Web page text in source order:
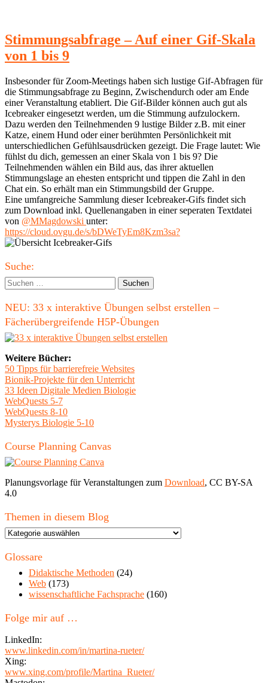
Stimmungsabfrage – Auf einer Gif-Skala
von 1 bis 9
Insbesonder für Zoom-Meetings haben sich lustige Gif-Abfragen für
die Stimmungsabfrage zu Beginn, Zwischendurch oder am Ende
einer Veranstaltung etabliert. Die Gif-Bilder können auch gut als
Icebreaker eingesetzt werden, um die Stimmung aufzulockern.
Dazu werden den Teilnehmenden 9 lustige Bilder z.B. mit einer
Katze, einem Hund oder einer berühmten Persönlichkeit mit
unterschiedlichen Gefühlsausdrücken gezeigt. Die Frage lautet: Wie
fühlst du dich, gemessen an einer Skala von 1 bis 9? Die
Teilnehmenden wählen ein Bild aus, das ihrer aktuellen
Stimmungslage an ehesten entspricht und tippen die Zahl in den
Chat ein. So erhält man ein Stimmungsbild der Gruppe.
Eine umfangreiche Sammlung dieser Icebreaker-Gifs findet sich
zum Download inkl. Quellenangaben in einer seperaten Textdatei
von @MMagdowski unter:
https://cloud.ovgu.de/s/bDWeTyEm8Kzm3sa?
Haupt-
Seitenleiste
Suche:
Suchen
nach:
NEU: 33 x interaktive Übungen selbst erstellen –
Fächerübergreifende H5P-Übungen
Weitere Bücher:
50 Tipps für barrierefreie Websites
Bionik-Projekte für den Unterricht
33 Ideen Digitale Medien Biologie
WebQuests 5-7
WebQuests 8-10
Mysterys Biologie 5-10
Course Planning Canvas
Planungsvorlage für Veranstaltungen zum Download, CC BY-SA
4.0
Themen in diesem Blog
Themen
diesem
Glossare
Didaktische Methoden (24)
Web (173)
wissenschaftliche Fachsprache (160)
Folge mir auf …
LinkedIn:
www.linkedin.com/in/martina-rueter/
Xing:
www.xing.com/profile/Martina_Rueter/